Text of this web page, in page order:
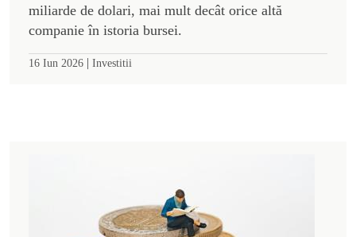
miliarde de dolari, mai mult decât orice altă
companie în istoria bursei.
16 Iun 2026 | Investitii